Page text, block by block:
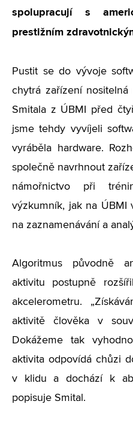
spolupracují s
prestižním
Pustit se do vývoje
chytrá zařízení
Smitala z ÚBMI před
jsme tehdy vyvíjeli
vyráběla hardware.
společně navrhnout
námořnictvo při
výzkumník, jak na ÚBMI
na zaznamenávání a
Algoritmus původně
aktivitu postupně
akcelerometru.
aktivitě člověka v
Dokážeme tak
aktivita odpovídá chůzi
v klidu a dochází k
popisuje Smital.